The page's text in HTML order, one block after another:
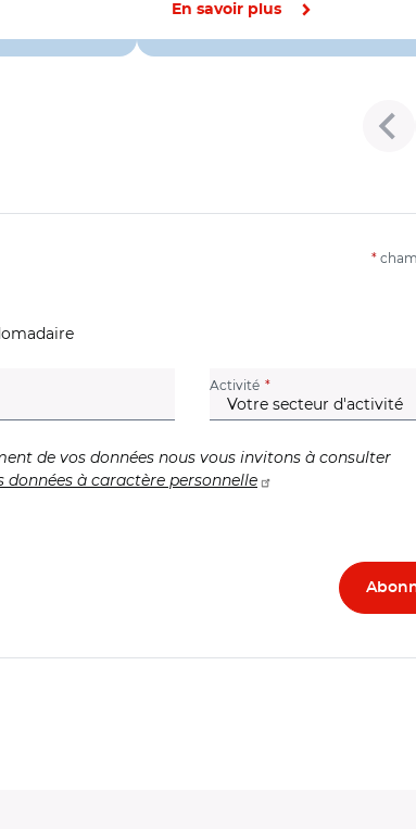
En savoir plus
*
Activité (champ obligatoire)
de vos données nous vous invitons à consulter
à caractère personnelle